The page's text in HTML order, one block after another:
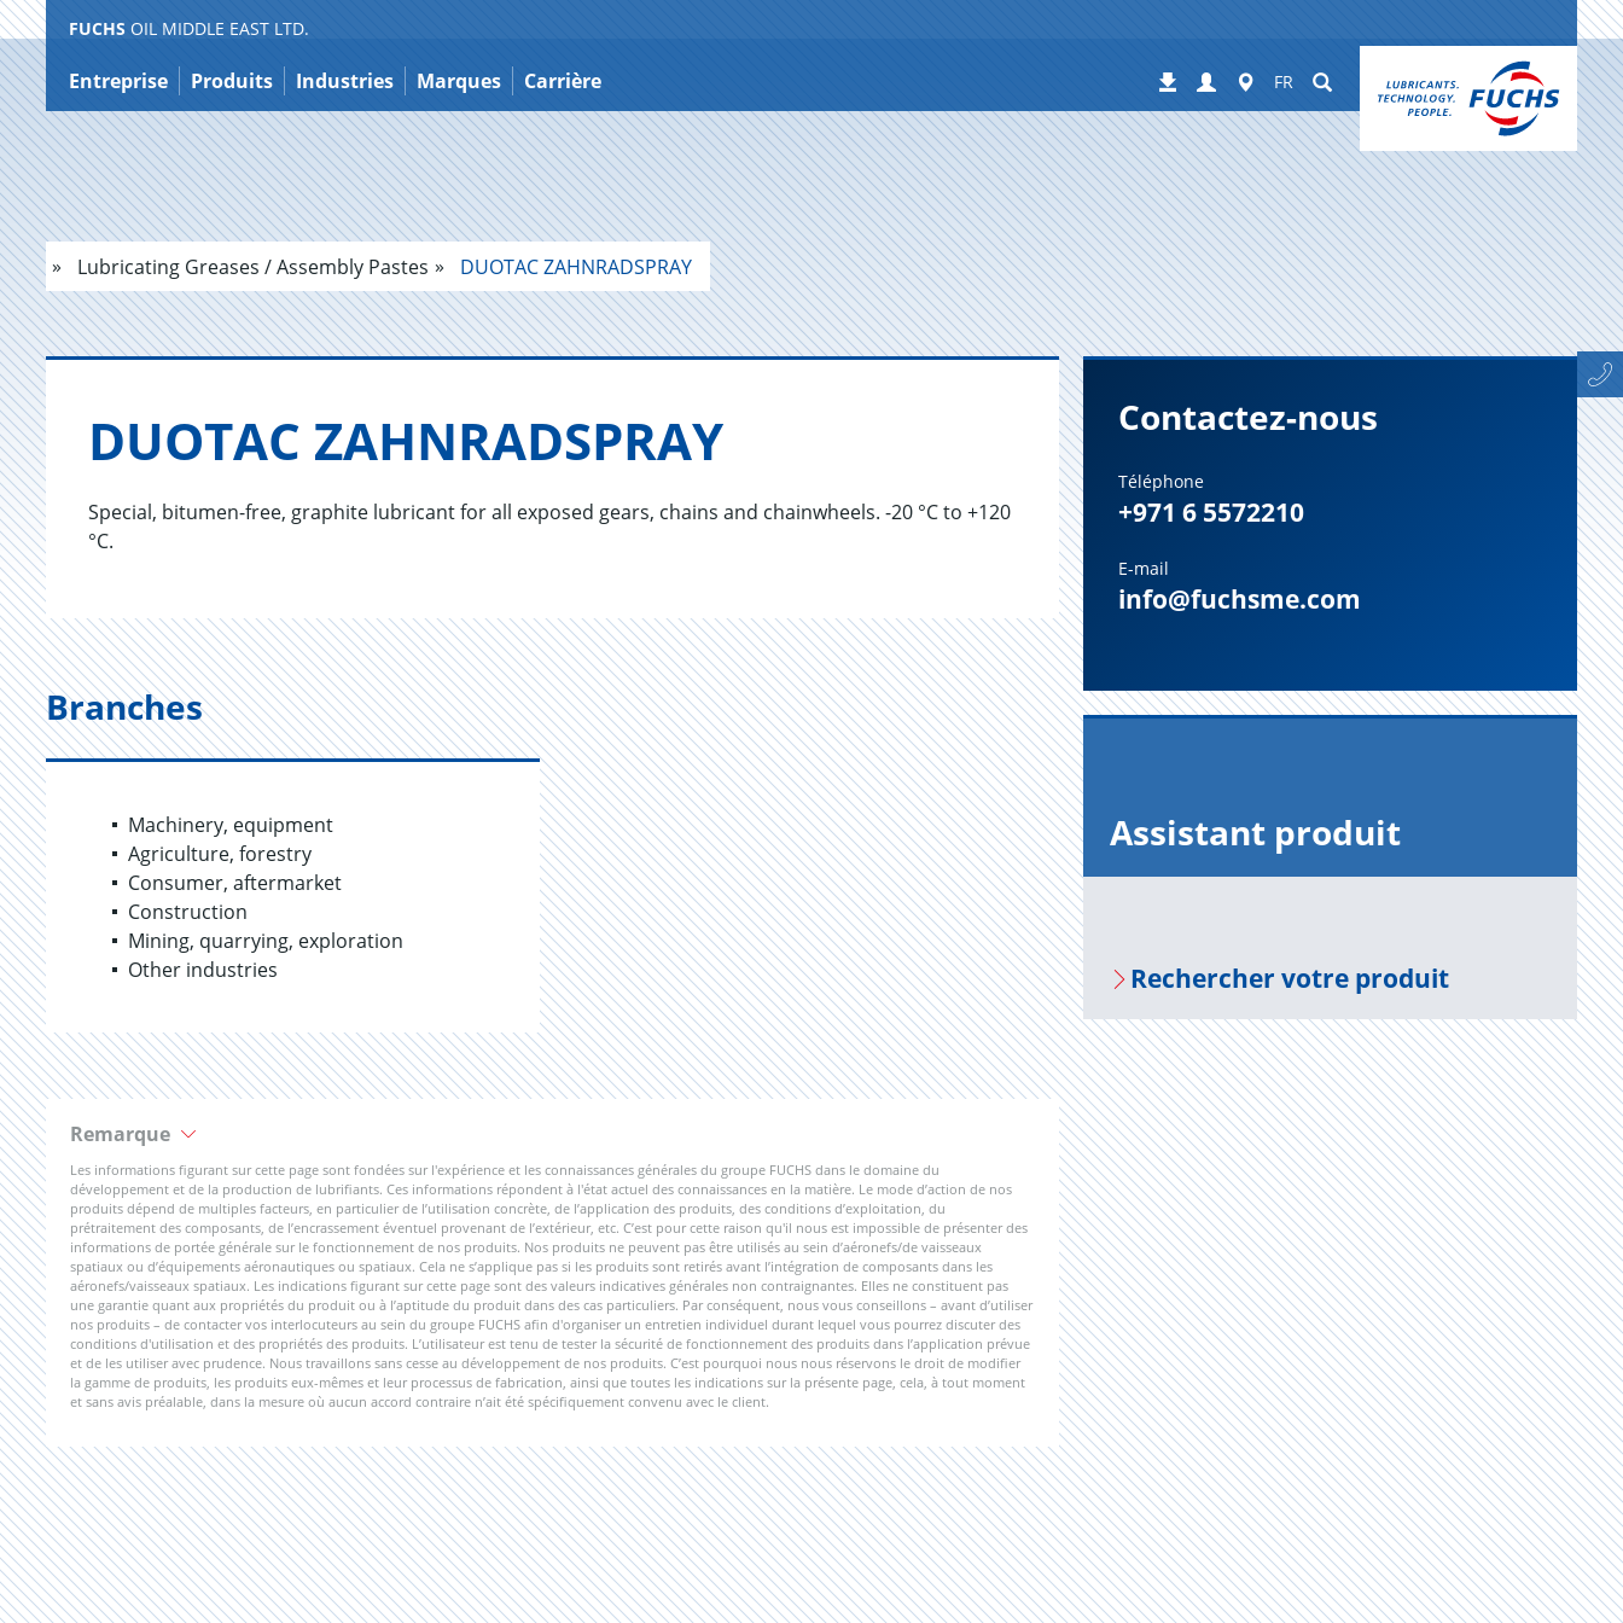
Contenu
FUCHS OIL MIDDLE EAST LTD.
Entreprise Produits Industries Marques Carrière Téléchargements
Login Worldwide
FR Suchen
Lubricating Greases / Assembly Pastes DUOTAC ZAHNRADSPRAY
DUO­TAC ZAHN­RAD­SPRAY
Special, bitumen-free, graphite lubricant for all exposed gears, chains and chainwheels. -20 °C to +120
°C.
Branches
Machinery, equipment
Agriculture, forestry
Consumer, aftermarket
Construction
Mining, quarrying, exploration
Other industries
Remarque
Les informations figurant sur cette page sont fondées sur l'expérience et les connaissances générales du groupe FUCHS dans le domaine du
développement et de la production de lubrifiants. Ces informations répondent à l'état actuel des connaissances en la matière. Le mode d’action de nos
produits dépend de multiples facteurs, en particulier de l’utilisation concrète, de l’application des produits, des conditions d’exploitation, du
prétraitement des composants, de l’encrassement éventuel provenant de l’extérieur, etc. C’est pour cette raison qu'il nous est impossible de présenter des
informations de portée générale sur le fonctionnement de nos produits. Nos produits ne peuvent pas être utilisés au sein d’aéronefs/de vaisseaux
spatiaux ou d’équipements aéronautiques ou spatiaux. Cela ne s’applique pas si les produits sont retirés avant l’intégration de composants dans les
aéronefs/vaisseaux spatiaux. Les indications figurant sur cette page sont des valeurs indicatives générales non contraignantes. Elles ne constituent pas
une garantie quant aux propriétés du produit ou à l’aptitude du produit dans des cas particuliers. Par conséquent, nous vous conseillons – avant d’utiliser
nos produits – de contacter vos interlocuteurs au sein du groupe FUCHS afin d'organiser un entretien individuel durant lequel vous pourrez discuter des
conditions d'utilisation et des propriétés des produits. L’utilisateur est tenu de tester la sécurité de fonctionnement des produits dans l’application prévue
et de les utiliser avec prudence. Nous travaillons sans cesse au développement de nos produits. C’est pourquoi nous nous réservons le droit de modifier
la gamme de produits, les produits eux-mêmes et leur processus de fabrication, ainsi que toutes les indications sur la présente page, cela, à tout moment
et sans avis préalable, dans la mesure où aucun accord contraire n’ait été spécifiquement convenu avec le client.
Contactez-nous
Téléphone
+971 6 5572210
E-mail
info@fuchsme.com
Assis­tant pro­duit
Recher­cher votre pro­duit